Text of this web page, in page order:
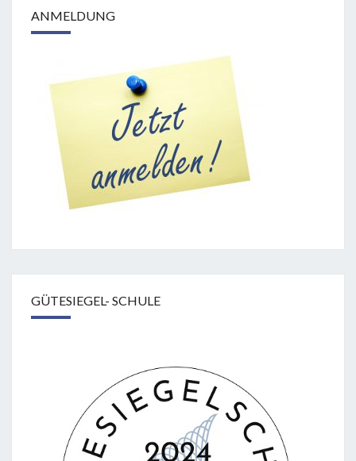
ANMELDUNG
GÜTESIEGEL- SCHULE